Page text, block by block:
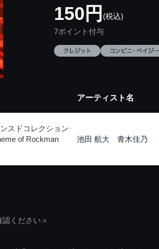
150円 (税込)
7ポイント付与
アーティスト名
スドコレクション
of Rockman
池田 航大 青木佳乃
ください＞